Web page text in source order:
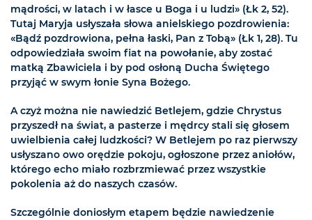
mądrości, w latach i w łasce u Boga i u ludzi» (Łk 2, 52).
Tutaj Maryja usłyszała słowa anielskiego pozdrowienia:
«Bądź pozdrowiona, pełna łaski, Pan z Tobą» (Łk 1, 28). Tu
odpowiedziała swoim fiat na powołanie, aby zostać
matką Zbawiciela i by pod osłoną Ducha Świętego
przyjąć w swym łonie Syna Bożego.
A czyż można nie nawiedzić Betlejem, gdzie Chrystus
przyszedł na świat, a pasterze i mędrcy stali się głosem
uwielbienia całej ludzkości? W Betlejem po raz pierwszy
usłyszano owo orędzie pokoju, ogłoszone przez aniołów,
którego echo miało rozbrzmiewać przez wszystkie
pokolenia aż do naszych czasów.
Szczególnie doniosłym etapem będzie nawiedzenie